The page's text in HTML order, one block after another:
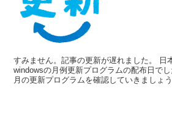
すみません。記事の更新が遅れました。 日
windowsの月例更新プログラムの配布日で
月の更新プログラムを確認していきましょ